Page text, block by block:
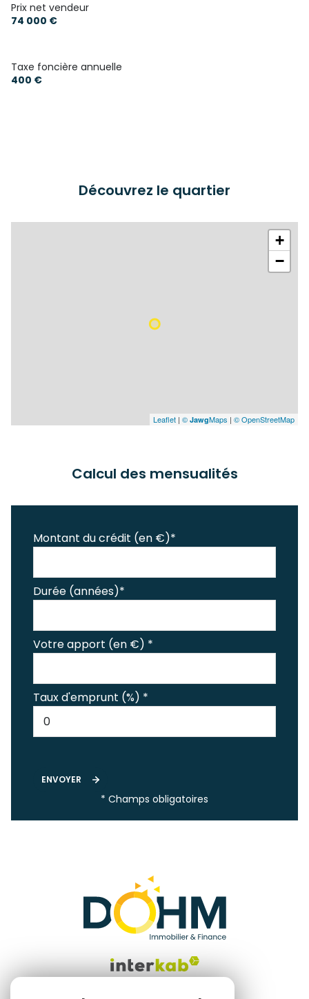
Prix net vendeur
74 000 €
Taxe foncière annuelle
400 €
Découvrez le quartier
+
−
Leaflet | © JawgMaps | © OpenStreetMap
Calcul des mensualités
Montant du crédit (en €)*
Durée (années)*
Votre apport (en €) *
Taux d'emprunt (%) *
ENVOYER
* Champs obligatoires